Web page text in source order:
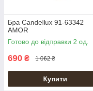
Бра Candellux 91-63342
AMOR
Готово до відправки 2 од.
690 ₴ 1 062 ₴
Купити